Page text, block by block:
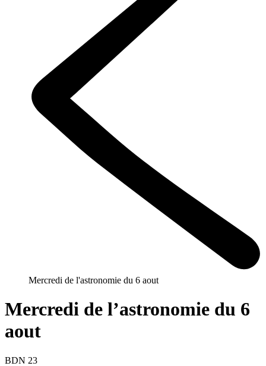
Mercredi de l'astronomie du 6 aout
Mercredi de l’astronomie du 6
aout
BDN 23